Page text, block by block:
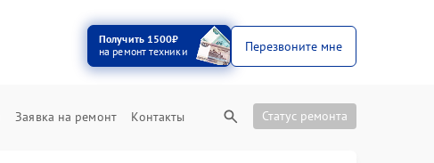
Получить 1500₽
на ремонт техники
Перезвоните мне
Заявка на ремонт Контакты Статус ремонта